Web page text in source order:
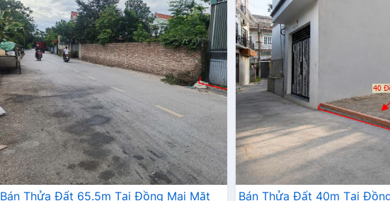
Bán Thửa Đất 65.5m Tại Đồng Mai Mặt
Bán Thửa Đất 40m Tại